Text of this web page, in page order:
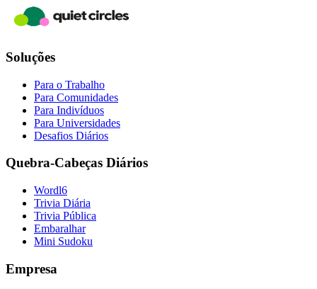
Soluções
Para o Trabalho
Para Comunidades
Para Indivíduos
Para Universidades
Desafios Diários
Quebra-Cabeças Diários
Wordl6
Trivia Diária
Trivia Pública
Embaralhar
Mini Sudoku
Empresa